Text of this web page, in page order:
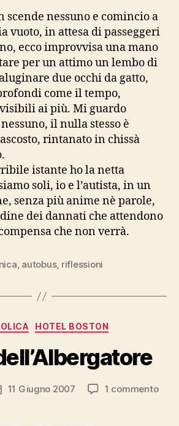
scende nessuno e comincio a
vuoto, in attesa di passeggeri
ecco improvvisa una mano
per un attimo un lembo di
due occhi da gatto,
come il tempo,
ai più. Mi guardo
il nulla stesso è
rintanato in chissà
istante ho la netta
soli, io e l’autista, in un
senza più anime nè parole,
dei dannati che attendono
che non verrà.
, autobus, riflessioni
Categorie
HOTEL BOSTON
11 Giugno 2007 1 commentosu